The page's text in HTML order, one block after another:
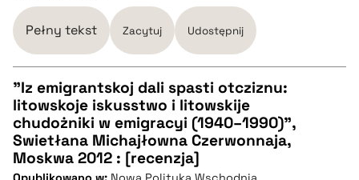
BIBTEX
pobierz cytat
Pełny tekst Zacytuj Udostępnij
CZYSTY TEKST
pobierz cytat
"Iz emigrantskoj dali spasti otcziznu:
litowskoje iskusstwo i litowskije
chudożniki w emigracyi (1940–1990)",
Swietłana Michajłowna Czerwonnaja,
Moskwa 2012 : [recenzja]